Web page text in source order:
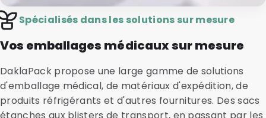
Spécialisés dans les solutions sur mesure
Vos emballages médicaux sur mesure
DaklaPack propose une large gamme de solutions
d'emballage médical, de matériaux d'expédition, de
produits réfrigérants et d'autres fournitures. Des sacs